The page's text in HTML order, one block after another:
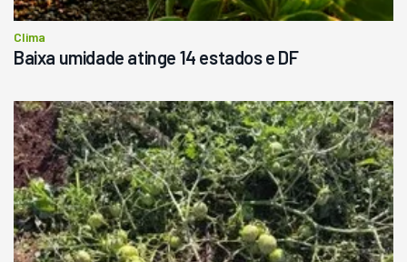
Clima
Baixa umidade atinge 14 estados e DF